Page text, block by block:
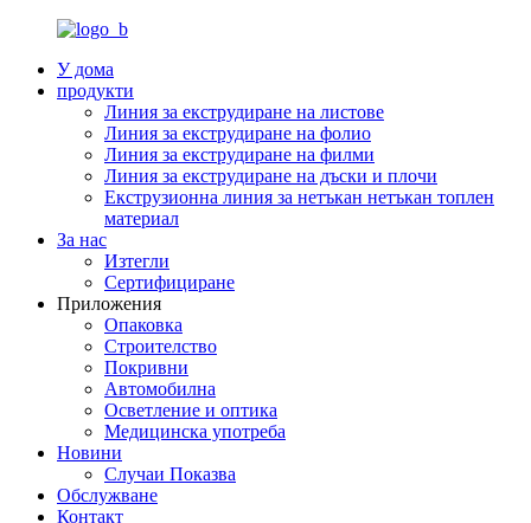
У дома
продукти
Линия за екструдиране на листове
Линия за екструдиране на фолио
Линия за екструдиране на филми
Линия за екструдиране на дъски и плочи
Екструзионна линия за нетъкан нетъкан топлен
материал
За нас
Изтегли
Сертифициране
Приложения
Опаковка
Строителство
Покривни
Автомобилна
Осветление и оптика
Медицинска употреба
Новини
Случаи Показва
Обслужване
Контакт